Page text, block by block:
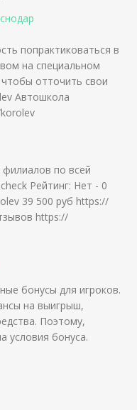
попрактиковаться в
на специальном
чтобы отточить свои
Автошкола
по всей
Рейтинг: Нет - 0
39 500 руб https://
https://
бонусы для игроков.
на выигрыш,
Поэтому,
условия бонуса.